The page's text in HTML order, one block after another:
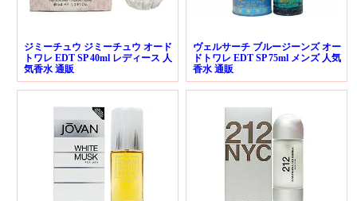
ジミーチュウ ジミーチュウ オード
トワレ EDT SP 40ml レディース 人
気香水 通販
ヴェルサーチ ブルージーンズ オー
ドトワレ EDT SP 75ml メンズ 人気
香水 通販